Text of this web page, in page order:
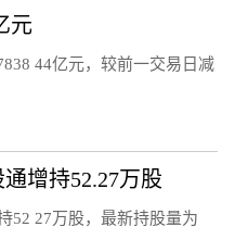
元
44亿元，较前一交易日减
增持52.27万股
52 27万股，最新持股量为